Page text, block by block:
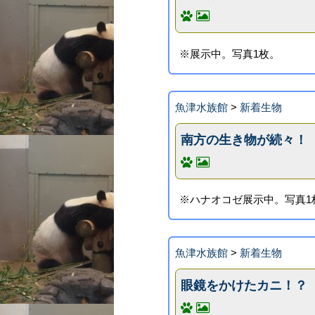
※展示中。写真1枚。
魚津水族館 > 新着生物
南方の生き物が続々！
※ハナオコゼ展示中。写真1
魚津水族館 > 新着生物
眼鏡をかけたカニ！？